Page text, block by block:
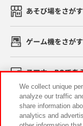
あそび場をさがす
ゲーム機をさがす
スマホ・PCであ
イベント・キャン
We collect unique
analyze our traffic
share information
analytics and